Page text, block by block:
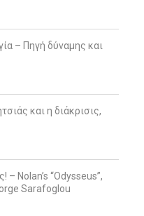
– Πηγή δύναμης και
και η διάκρισις,
Nolan’s “Odysseus”,
Sarafoglou